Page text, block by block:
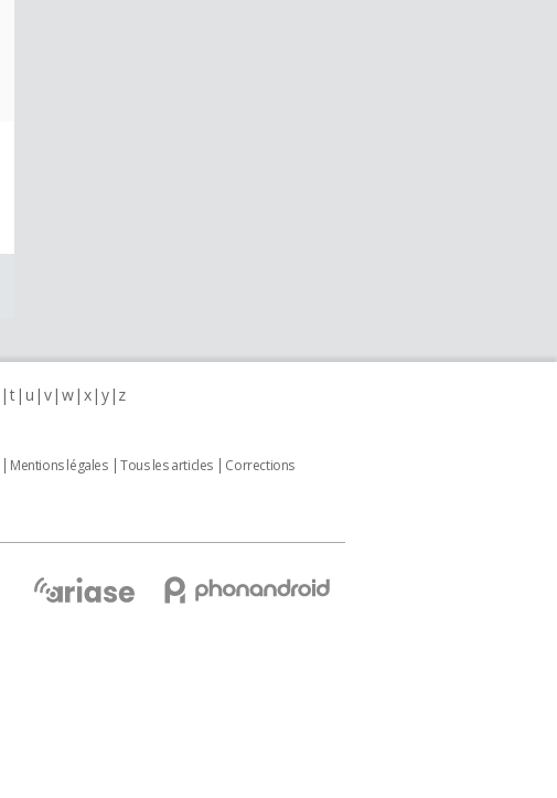
t u v w x y z
Mentions légales Tous les articles
Corrections